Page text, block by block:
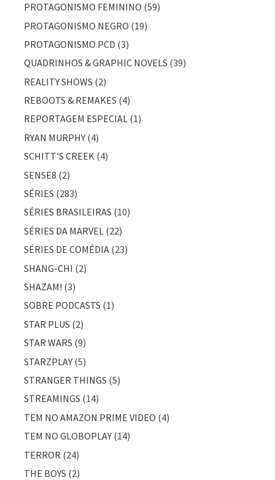
PROTAGONISMO FEMININO (59)
PROTAGONISMO NEGRO (19)
PROTAGONISMO PCD (3)
QUADRINHOS & GRAPHIC NOVELS (39)
REALITY SHOWS (2)
REBOOTS & REMAKES (4)
REPORTAGEM ESPECIAL (1)
RYAN MURPHY (4)
SCHITT'S CREEK (4)
SENSE8 (2)
SÉRIES (283)
SÉRIES BRASILEIRAS (10)
SÉRIES DA MARVEL (22)
SÉRIES DE COMÉDIA (23)
SHANG-CHI (2)
SHAZAM! (3)
SOBRE PODCASTS (1)
STAR PLUS (2)
STAR WARS (9)
STARZPLAY (5)
STRANGER THINGS (5)
STREAMINGS (14)
TEM NO AMAZON PRIME VIDEO (4)
TEM NO GLOBOPLAY (14)
TERROR (24)
THE BOYS (2)